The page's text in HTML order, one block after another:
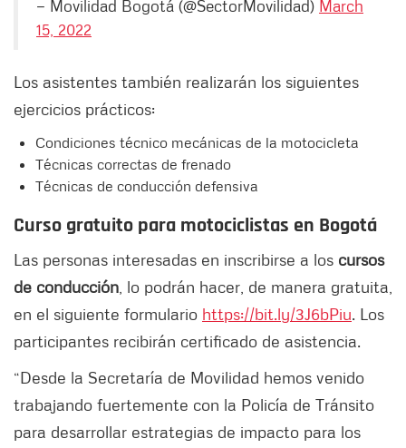
— Movilidad Bogotá (@SectorMovilidad) March
15, 2022
Los asistentes también realizarán los siguientes
ejercicios prácticos:
Condiciones técnico mecánicas de la motocicleta
Técnicas correctas de frenado
Técnicas de conducción defensiva
Curso gratuito para motociclistas en Bogotá
Las personas interesadas en inscribirse a los cursos
de conducción , lo podrán hacer, de manera gratuita,
en el siguiente formulario https://bit.ly/3J6bPiu. Los
participantes recibirán certificado de asistencia.
“Desde la Secretaría de Movilidad hemos venido
trabajando fuertemente con la Policía de Tránsito
para desarrollar estrategias de impacto para los